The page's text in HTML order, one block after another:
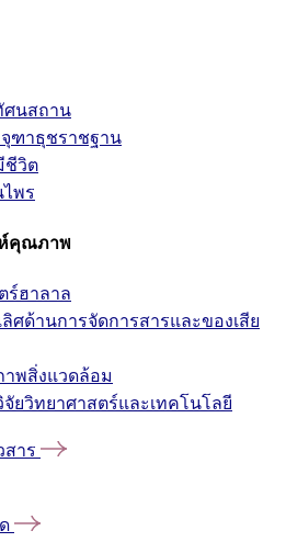
นสถาน
ฑาธุชราชฐาน
วิต
พร
ห์คุณภาพ
ร์ฮาลาล
ศด้านการจัดการสารและของเสีย
พสิ่งแวดล้อม
ยวิทยาศาสตร์และเทคโนโลยี
สาร